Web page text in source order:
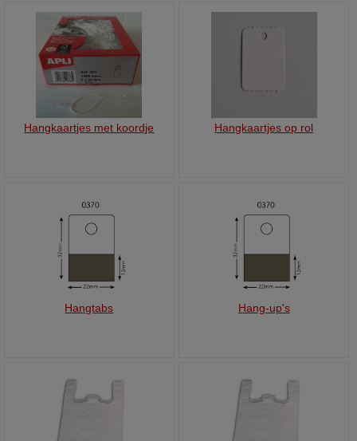
Hangkaartjes met koordje Hangkaartjes op rol
Hangtabs Hang-up's